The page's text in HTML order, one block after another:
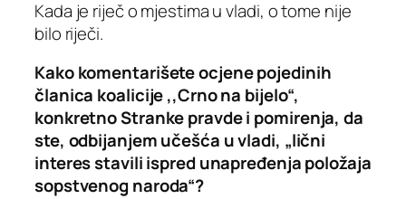
Kada je riječ o mjestima u vladi, o tome nije
bilo riječi.
Kako komentarišete ocjene pojedinih
članica koalicije ,,Crno na bijelo“,
konkretno Stranke pravde i pomirenja, da
ste, odbijanjem učešća u vladi, „lični
interes stavili ispred unapređenja položaja
sopstvenog naroda“?